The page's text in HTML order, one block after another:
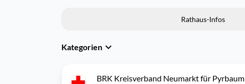
Rathaus-Infos
Kategorien
BRK Kreisverband Neumarkt für Pyrbaum